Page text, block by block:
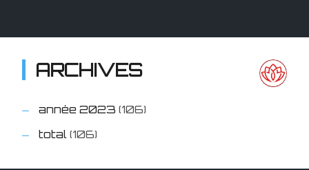
ARCHIVES
année 2023 (106)
total (106)